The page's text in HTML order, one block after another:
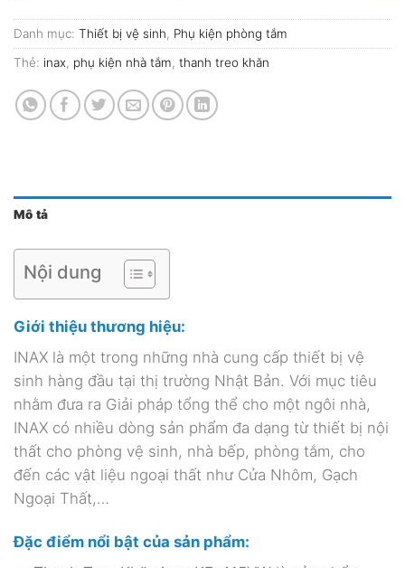
Danh mục: Thiết bị vệ sinh
Phụ kiện phòng tắm
Thẻ: inax phụ kiện nhà tắm thanh treo khăn
Mô tả
Nội dung
Giới thiệu thương hiệu:
INAX là một trong những nhà cung cấp thiết bị vệ
sinh hàng đầu tại thị trường Nhật Bản. Với mục tiêu
nhằm đưa ra Giải pháp tổng thể cho một ngôi nhà,
INAX có nhiều dòng sản phẩm đa dạng từ thiết bị nội
thất cho phòng vệ sinh, nhà bếp, phòng tắm, cho
đến các vật liệu ngoại thất như Cửa Nhôm, Gạch
Ngoại Thất,…
Đặc điểm nổi bật của sản phẩm: